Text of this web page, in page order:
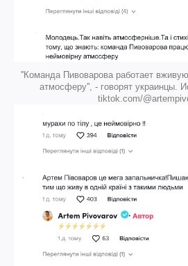
''Команда Пивоварова работает
атмосферу'', - говорят украинцы.
tiktok.com/